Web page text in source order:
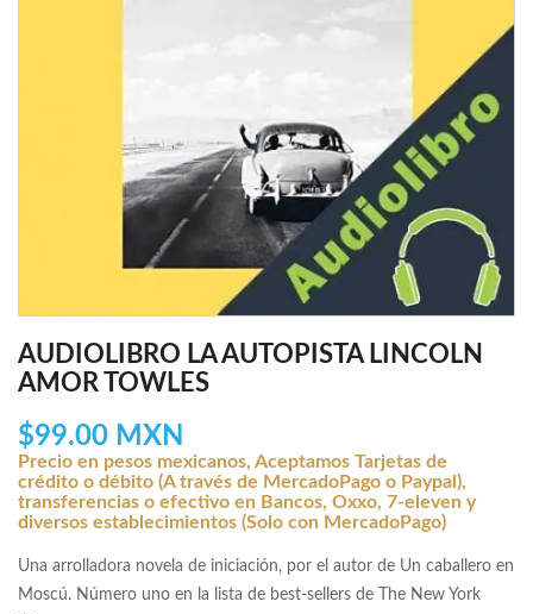
AUDIOLIBRO LA AUTOPISTA LINCOLN
AMOR TOWLES
$99.00 MXN
Precio en pesos mexicanos, Aceptamos Tarjetas de
crédito o débito (A través de MercadoPago o Paypal),
transferencias o efectivo en Bancos, Oxxo, 7-eleven y
diversos establecimientos (Solo con MercadoPago)
Una arrolladora novela de iniciación, por el autor de Un caballero en
Moscú. Número uno en la lista de best-sellers de The New York